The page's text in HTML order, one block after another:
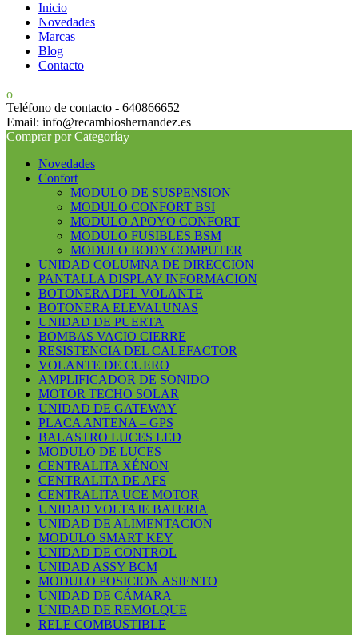
Inicio
Novedades
Marcas
Blog
Contacto
Teléfono de contacto - 640866652
Email: info@recambioshernandez.es
Comprar por Categoría
Novedades
Confort
MODULO DE SUSPENSION
MODULO CONFORT BSI
MODULO APOYO CONFORT
MODULO FUSIBLES BSM
MODULO BODY COMPUTER
UNIDAD COLUMNA DE DIRECCION
PANTALLA DISPLAY INFORMACION
BOTONERA DEL VOLANTE
BOTONERA ELEVALUNAS
UNIDAD DE PUERTA
BOMBAS VACIO CIERRE
RESISTENCIA DEL CALEFACTOR
VOLANTE DE CUERO
AMPLIFICADOR DE SONIDO
MOTOR TECHO SOLAR
UNIDAD DE GATEWAY
PLACA ANTENA – GPS
BALASTRO LUCES LED
MODULO DE LUCES
CENTRALITA XÉNON
CENTRALITA DE AFS
CENTRALITA UCE MOTOR
UNIDAD VOLTAJE BATERIA
UNIDAD DE ALIMENTACION
MODULO SMART KEY
UNIDAD DE CONTROL
UNIDAD ASSY BCM
MODULO POSICION ASIENTO
UNIDAD DE CÁMARA
UNIDAD DE REMOLQUE
RELE COMBUSTIBLE